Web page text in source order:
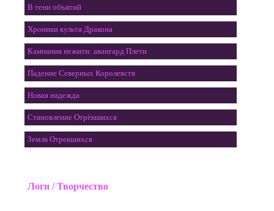
В тени объятий
Хроники культа Дракона
Кампания нежити: авангард Плети
Падение Северных Королевств
Новая надежда
Становление Отрёкшихся
Земля Отрекшихся
Логи / Творчество